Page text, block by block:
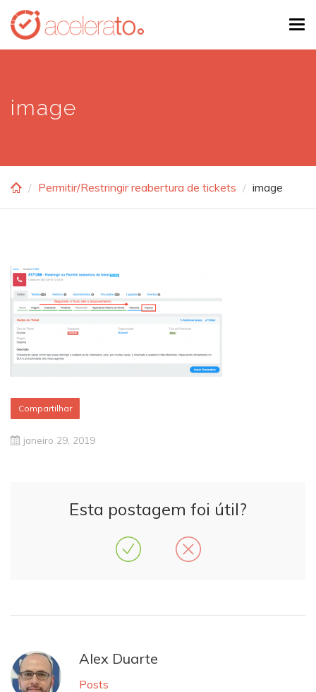
Skip
main
image
Permitir/Restringir reabertura de tickets image
Compartilhar
janeiro 29, 2019
Esta postagem foi útil?
Alex Duarte
Posts